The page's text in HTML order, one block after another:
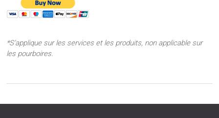
*S’applique sur les services et les produits, non applicable sur
les pourboires.